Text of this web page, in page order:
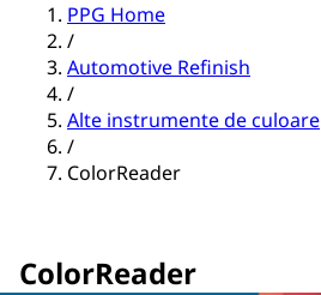
PPG Home
/
Automotive Refinish
/
Alte instrumente de culoare
/
ColorReader
ColorReader